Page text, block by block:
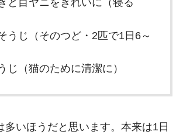
と目ヤニをきれいに（寝る
うじ（そのつど・2匹で1日6～
じ（猫のために清潔に）
多いほうだと思います。本来は1日